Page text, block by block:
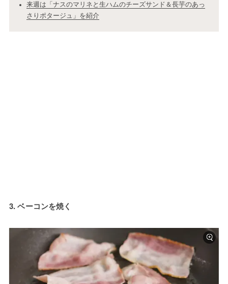
来週は「ナスのマリネと生ハムのチーズサンド＆長芋のあっ
さりポタージュ」を紹介
3. ベーコンを焼く